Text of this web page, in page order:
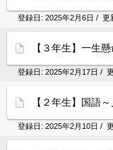
登録日: 2025年2月6日 / 更
【３年生】一生懸
登録日: 2025年2月17日 /
【２年生】国語
登録日: 2025年2月10日 /